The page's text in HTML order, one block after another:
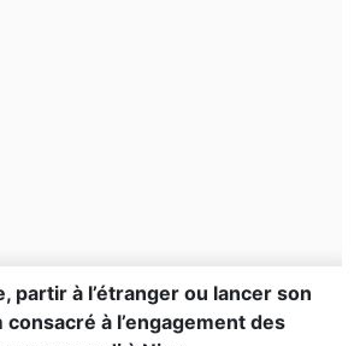
partir à l’étranger ou lancer son
à l’engagement des